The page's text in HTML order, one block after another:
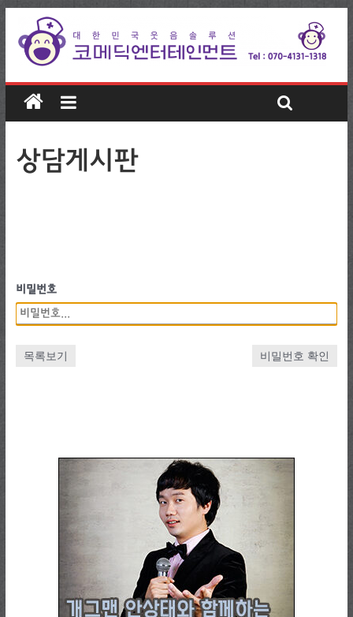
상담게시판
비밀번호
목록보기 비밀번호 확인